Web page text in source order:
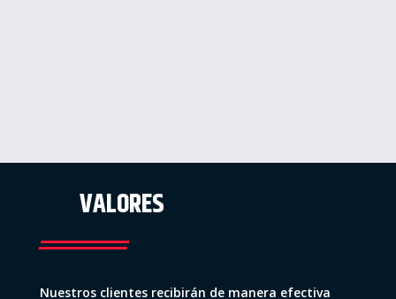
VALORES
Nuestros clientes recibirán de manera efectiva